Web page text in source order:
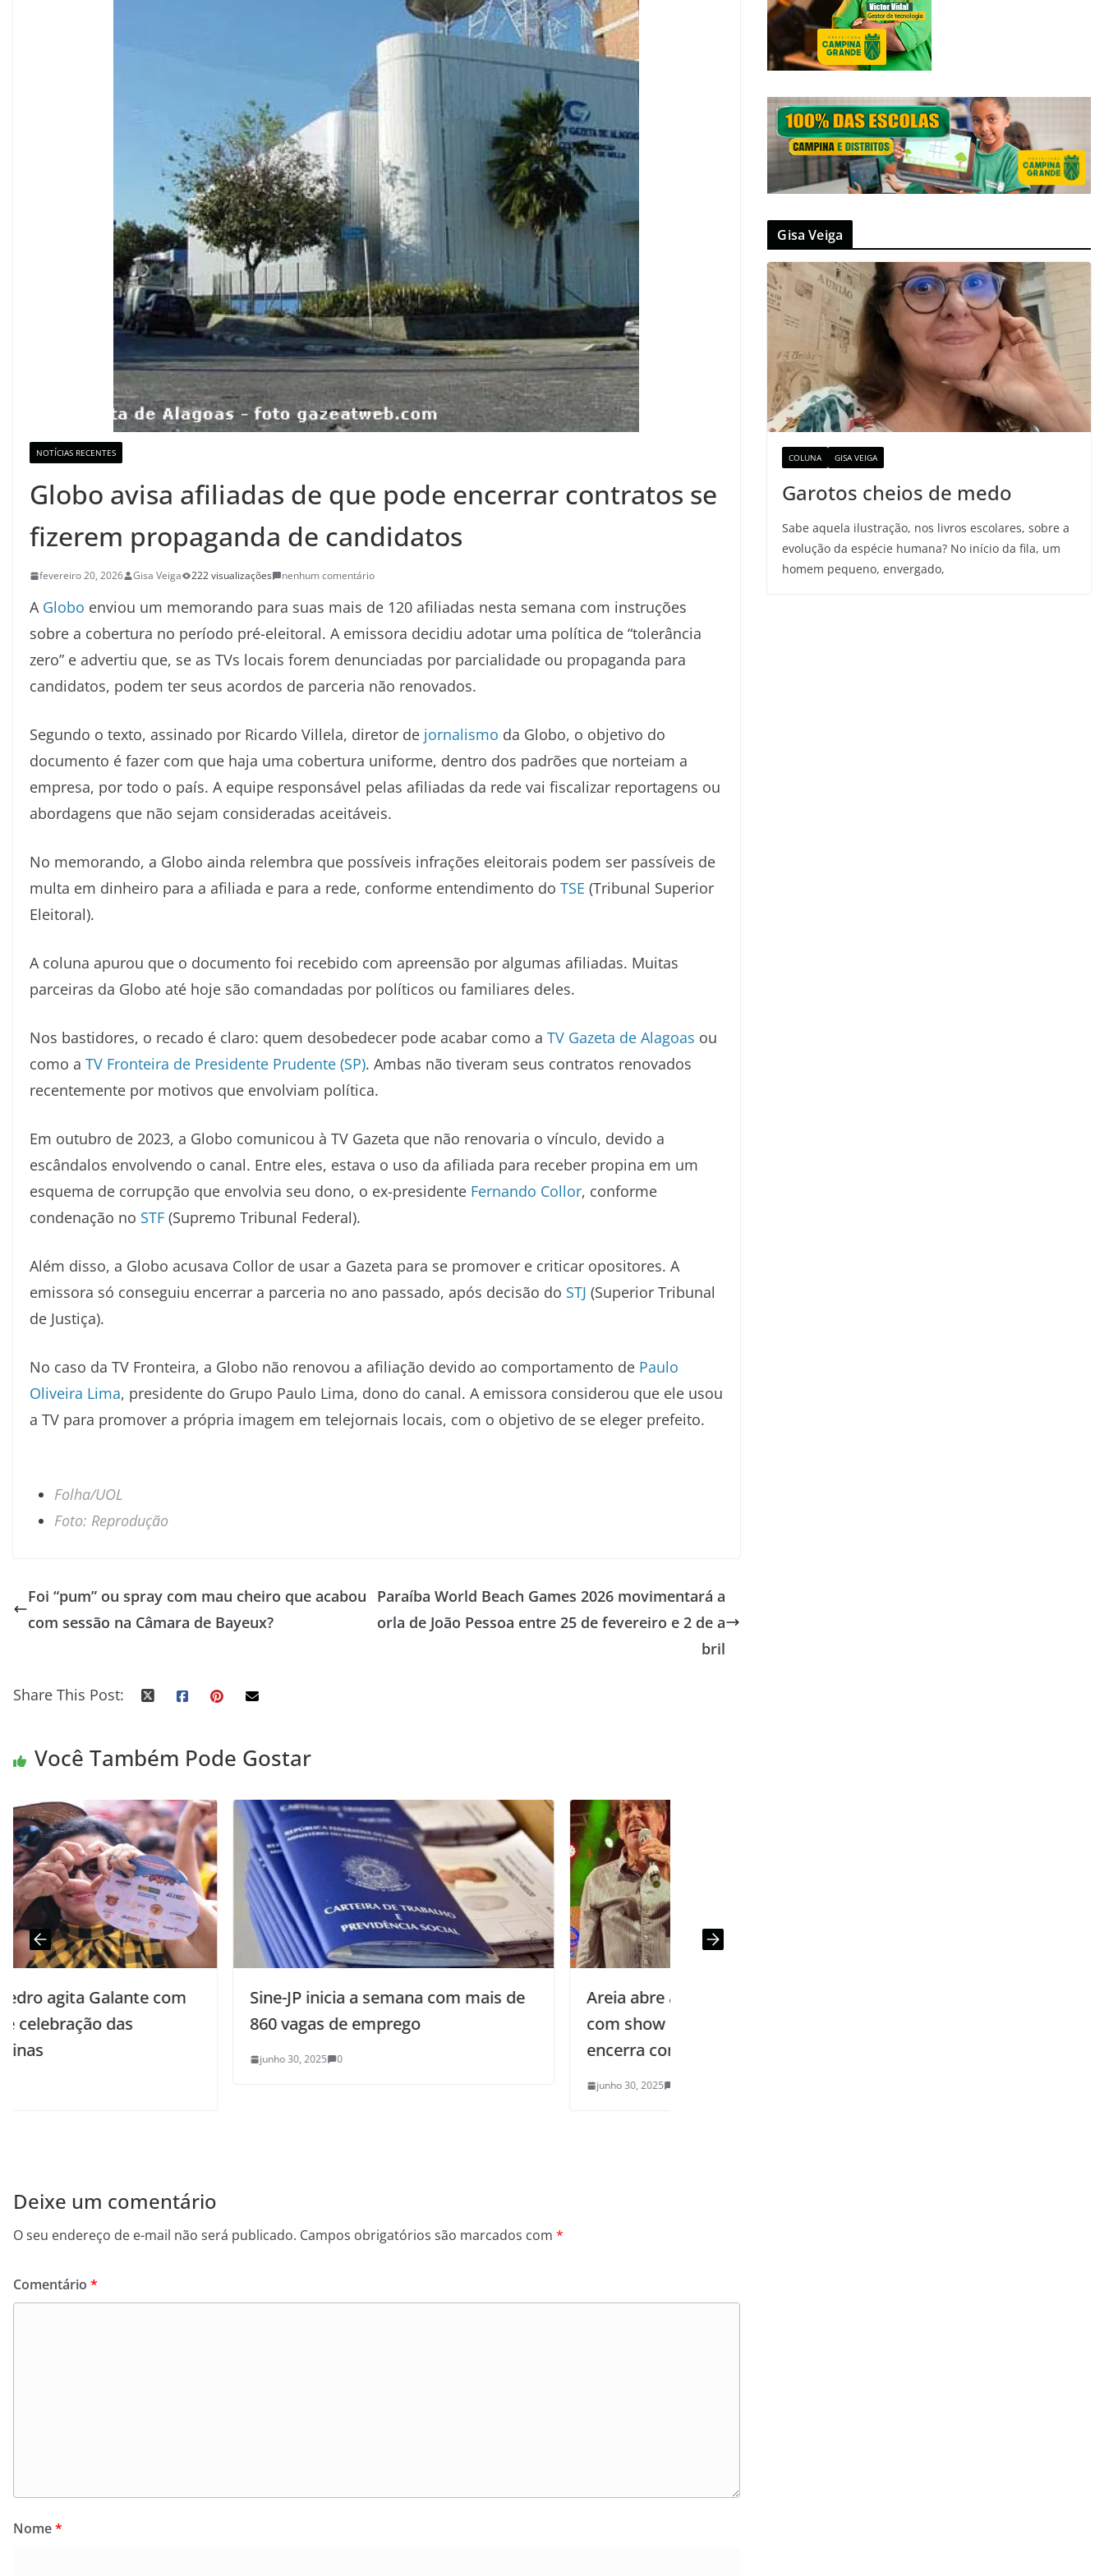
NOTÍCIAS RECENTES
Globo avisa afiliadas de que pode encerrar contratos se
fizerem propaganda de candidatos
fevereiro 20, 2026 Gisa Veiga 222 visualizações nenhum comentário
A Globo enviou um memorando para suas mais de 120 afiliadas nesta semana com instruções
sobre a cobertura no período pré-eleitoral. A emissora decidiu adotar uma política de “tolerância
zero” e advertiu que, se as TVs locais forem denunciadas por parcialidade ou propaganda para
candidatos, podem ter seus acordos de parceria não renovados.
Segundo o texto, assinado por Ricardo Villela, diretor de jornalismo da Globo, o objetivo do
documento é fazer com que haja uma cobertura uniforme, dentro dos padrões que norteiam a
empresa, por todo o país. A equipe responsável pelas afiliadas da rede vai fiscalizar reportagens ou
abordagens que não sejam consideradas aceitáveis.
No memorando, a Globo ainda relembra que possíveis infrações eleitorais podem ser passíveis de
multa em dinheiro para a afiliada e para a rede, conforme entendimento do TSE (Tribunal Superior
Eleitoral).
A coluna apurou que o documento foi recebido com apreensão por algumas afiliadas. Muitas
parceiras da Globo até hoje são comandadas por políticos ou familiares deles.
Nos bastidores, o recado é claro: quem desobedecer pode acabar como a TV Gazeta de Alagoas ou
como a TV Fronteira de Presidente Prudente (SP). Ambas não tiveram seus contratos renovados
recentemente por motivos que envolviam política.
Em outubro de 2023, a Globo comunicou à TV Gazeta que não renovaria o vínculo, devido a
escândalos envolvendo o canal. Entre eles, estava o uso da afiliada para receber propina em um
esquema de corrupção que envolvia seu dono, o ex-presidente Fernando Collor, conforme
condenação no STF (Supremo Tribunal Federal).
Além disso, a Globo acusava Collor de usar a Gazeta para se promover e criticar opositores. A
emissora só conseguiu encerrar a parceria no ano passado, após decisão do STJ (Superior Tribunal
de Justiça).
No caso da TV Fronteira, a Globo não renovou a afiliação devido ao comportamento de Paulo
Oliveira Lima, presidente do Grupo Paulo Lima, dono do canal. A emissora considerou que ele usou
a TV para promover a própria imagem em telejornais locais, com o objetivo de se eleger prefeito.
Folha/UOL
Foto: Reprodução
Foi “pum” ou spray com mau cheiro que acabou
com sessão na Câmara de Bayeux?
Paraíba World Beach Games 2026 movimentará a
orla de João Pessoa entre 25 de fevereiro e 2 de a
bril
Share This Post:
Você Também Pode Gostar
Sine-JP inicia a semana com mais de
860 vagas de emprego
Areia abre a Rota Caminhos do Frio
com show de Adilson Ramos e
encerra com Nando Cordel
Deixe um comentário
O seu endereço de e-mail não será publicado. Campos obrigatórios são marcados com *
Comentário *
Nome*
Gisa Veiga
COLUNA GISA VEIGA
Garotos cheios de medo
Sabe aquela ilustração, nos livros escolares, sobre a
evolução da espécie humana? No início da fila, um
homem pequeno, envergado,